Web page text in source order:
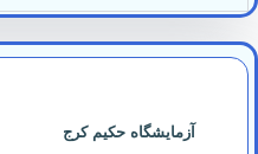
آزمایشگاه حکیم کرج